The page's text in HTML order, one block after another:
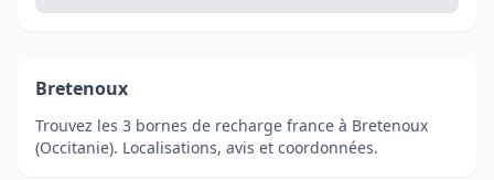
Bretenoux
Trouvez les 3 bornes de recharge france à Bretenoux
(Occitanie). Localisations, avis et coordonnées.